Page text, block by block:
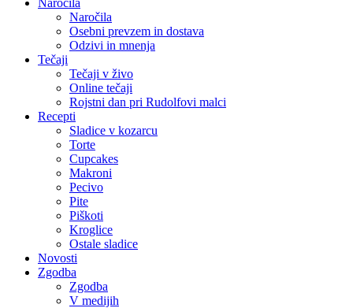
Naročila
Naročila
Osebni prevzem in dostava
Odzivi in mnenja
Tečaji
Tečaji v živo
Online tečaji
Rojstni dan pri Rudolfovi malci
Recepti
Sladice v kozarcu
Torte
Cupcakes
Makroni
Pecivo
Pite
Piškoti
Kroglice
Ostale sladice
Novosti
Zgodba
Zgodba
V medijih